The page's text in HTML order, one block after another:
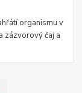
organismu v
zázvorový čaj a